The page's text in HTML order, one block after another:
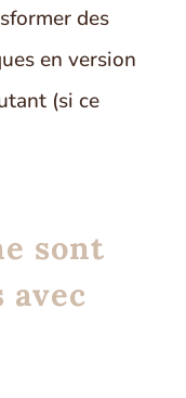
des
en version
(si ce
sont
avec